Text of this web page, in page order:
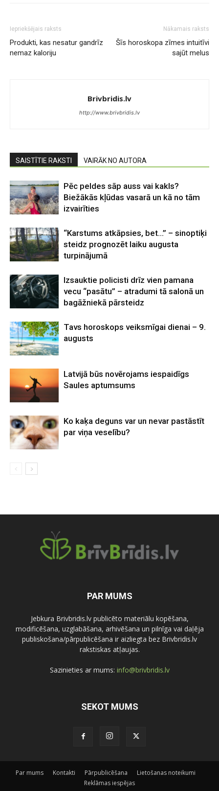
Iepriekšējais raksts
Produkti, kas nesatur gandrīz
nemaz kaloriju
Nākamais raksts
Šīs horoskopa zīmes intuitīvi
sajūt melus
Brivbridis.lv
http://www.brivbridis.lv
SAISTĪTIE RAKSTI VAIRĀK NO AUTORA
Pēc peldes sāp auss vai kakls?
Biežākās kļūdas vasarā un kā no tām
izvairīties
“Karstums atkāpsies, bet…” – sinoptiķi
steidz prognozēt laiku augusta
turpinājumā
Izsauktie policisti drīz vien pamana
vecu “pasātu” – atradumi tā salonā un
bagāžniekā pārsteidz
Tavs horoskops veiksmīgai dienai – 9.
augusts
Latvijā būs novērojams iespaidīgs
Saules aptumsums
Ko kaķa deguns var un nevar pastāstīt
par viņa veselību?
PAR MUMS
Jebkura Brivbridis.lv publicēto materiālu kopēšana,
modificēšana, uzglabāšana, arhivēšana un pilnīga vai daļēja
publiskošana/pārpublicēšana ir aizliegta bez Brivbridis.lv
rakstiskas atļaujas.
Sazinieties ar mums: info@brivbridis.lv
SEKOT MUMS
Par mums Kontakti Pārpublicēšana
Lietošanas noteikumi
Reklāmas iespējas